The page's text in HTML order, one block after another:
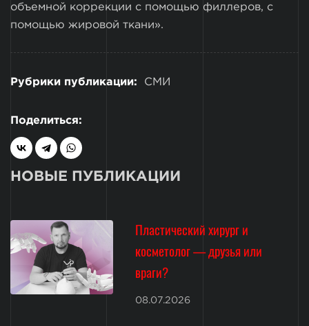
объемной коррекции с помощью филлеров, с
помощью жировой ткани».
Рубрики публикации: СМИ
Поделиться:
НОВЫЕ ПУБЛИКАЦИИ
Пластический хирург и
косметолог — друзья или
враги?
08.07.2026